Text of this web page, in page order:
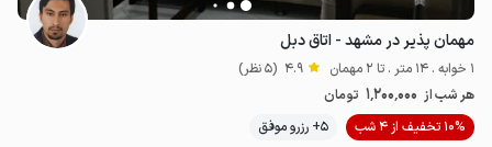
مهمان پذیر در مشهد - اتاق دبل
1 خوابه . 14 متر . تا 2 مهمان 4.9 (5 نظر)
هر شب از 1٬200٬000 تومان
10% تخفیف از 4 شب
5+ رزرو موفق